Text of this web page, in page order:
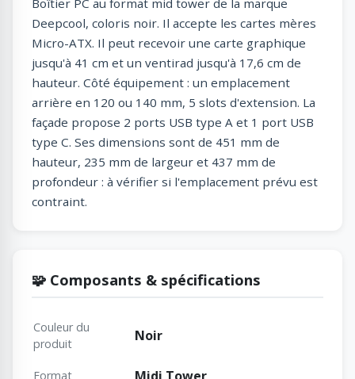
Deepcool, coloris noir. Il accepte les cartes mères
Micro-ATX. Il peut recevoir une carte graphique
jusqu'à 41 cm et un ventirad jusqu'à 17,6 cm de
hauteur. Côté équipement : un emplacement
arrière en 120 ou 140 mm, 5 slots d'extension. La
façade propose 2 ports USB type A et 1 port USB
type C. Ses dimensions sont de 451 mm de
hauteur, 235 mm de largeur et 437 mm de
profondeur : à vérifier si l'emplacement prévu est
contraint.
🧩 Composants & spécifications
Couleur du
produit
Noir
Format